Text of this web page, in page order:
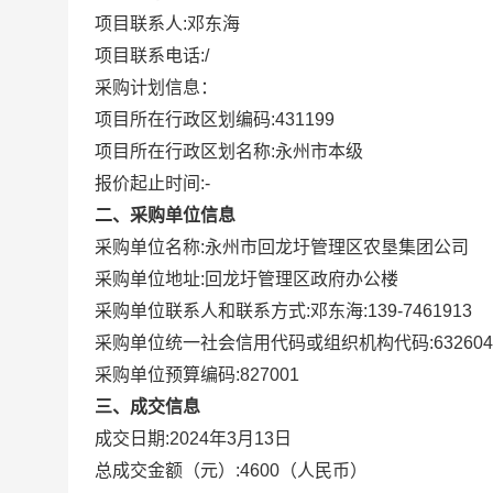
项目联系人:邓东海
项目联系电话:/
采购计划信息：
项目所在行政区划编码:431199
项目所在行政区划名称:永州市本级
报价起止时间:-
二、采购单位信息
采购单位名称:永州市回龙圩管理区农垦集团公司
采购单位地址: 回龙圩管理区政府办公楼
采购单位联系人和联系方式:邓东海:139-7461913
采购单位统一社会信用代码或组织机构代码:
采购单位预算编码:827001
三、成交信息
成交日期:2024年3月13日
总成交金额（元）:4600 （人民币）